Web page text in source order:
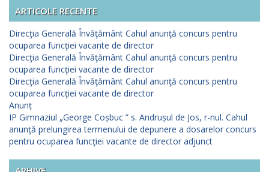
ARTICOLE RECENTE
Direcţia Generală Învăţământ Cahul anunţă concurs pentru
ocuparea funcţiei vacante de director
Direcţia Generală Învăţământ Cahul anunţă concurs pentru
ocuparea funcţiei vacante de director
Direcţia Generală Învăţământ Cahul anunţă concurs pentru
ocuparea funcţiei vacante de director
Anunț
IP Gimnaziul „George Coșbuc ” s. Andrușul de Jos, r-nul. Cahul
anunţă prelungirea termenului de depunere a dosarelor concurs
pentru ocuparea funcţiei vacante de director adjunct